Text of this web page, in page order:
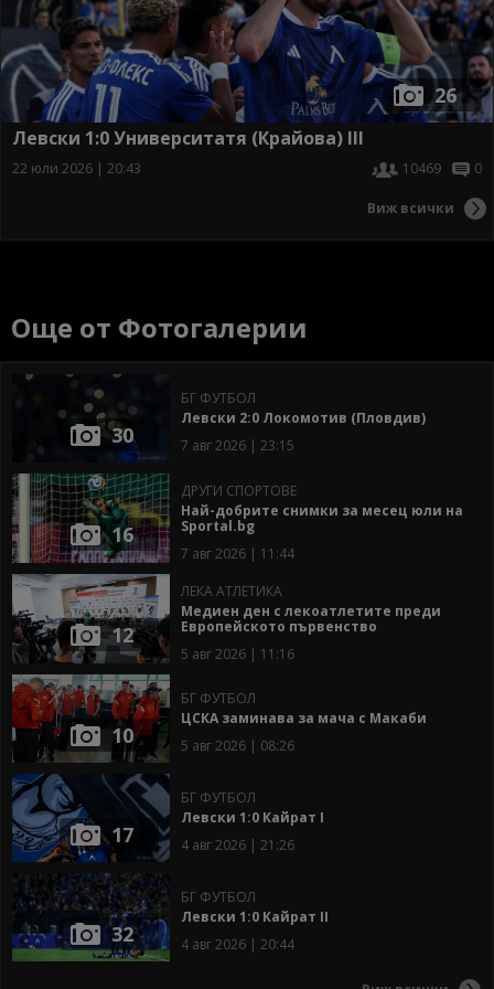
26
Левски 1:0 Университатя (Крайова) III
22 юли 2026 | 20:43 10469 0
Виж всички
Още от Фотогалерии
30
БГ ФУТБОЛ
Левски 2:0 Локомотив (Пловдив)
7 авг 2026 | 23:15
16
ДРУГИ СПОРТОВЕ
Най-добрите снимки за месец юли на
Sportal.bg
7 авг 2026 | 11:44
12
ЛЕКА АТЛЕТИКА
Медиен ден с лекоатлетите преди
Европейското първенство
5 авг 2026 | 11:16
10
БГ ФУТБОЛ
ЦСКА заминава за мача с Макаби
5 авг 2026 | 08:26
17
БГ ФУТБОЛ
Левски 1:0 Кайрат I
4 авг 2026 | 21:26
32
БГ ФУТБОЛ
Левски 1:0 Кайрат II
4 авг 2026 | 20:44